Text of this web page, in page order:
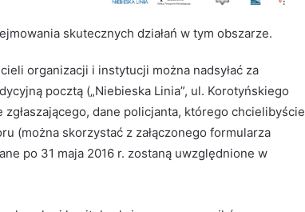
skutecznych działań w tym obszarze.
organizacji i instytucji można nadsyłać za
pocztą („Niebieska Linia”, ul. Korotyńskiego
dane policjanta, którego chcielibyście
(można skorzystać z załączonego formularza
po 31 maja 2016 r. zostaną uwzględnione w